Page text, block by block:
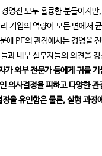
영진 모두 훌륭한 분들이지만
기업의 역량이 모든 면에서
에 PE의 관점에서는 경영을
과 내부 실무자들의 의견을 경
가 외부 전문가 등에게 귀를 기
의사결정을 피하고 다양한 관
을 유인함은 물론, 실행 과정